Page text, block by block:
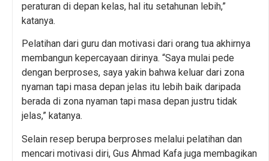
peraturan di depan kelas, hal itu setahunan lebih,”
katanya.
Pelatihan dari guru dan motivasi dari orang tua akhirnya
membangun kepercayaan dirinya. “Saya mulai pede
dengan berproses, saya yakin bahwa keluar dari zona
nyaman tapi masa depan jelas itu lebih baik daripada
berada di zona nyaman tapi masa depan justru tidak
jelas,” katanya.
Selain resep berupa berproses melalui pelatihan dan
mencari motivasi diri, Gus Ahmad Kafa juga membagikan